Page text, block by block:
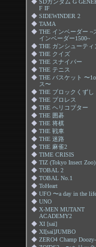
◆ SDガンダム G
F IF
◆ SIDEWINDER 2
◆ TAMA
◆ THE インベーダー ~
インベーダー1500~
◆ THE ガンシューティ
◆ THE クイズ
◆ THE スナイパー
◆ THE テニス
◆ THE バスケット 〜
ス〜
◆ THE ブロックくずし
◆ THE プロレス
◆ THE ヘリコプター
◆ THE 囲碁
◆ THE 将棋
◆ THE 戦車
◆ THE 迷路
◆ THE 麻雀2
◆ TIME CRISIS
◆ TIZ (Tokyo Insect Zoo)
◆ TOBAL 2
◆ TOBAL No.1
◆ ToHeart
◆ UFO 〜a day in the
◆ UNO
◆ X-MEN MUTANT
ACADEMY2
◆ XI [sai]
◆ XI[sai]JUMBO
◆ ZERO4 Champ